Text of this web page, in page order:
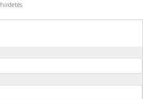
hirdetés